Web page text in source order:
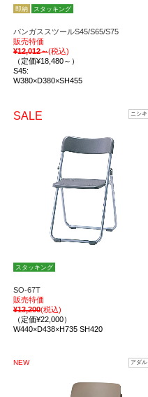
即納 スタッキング
パンガススツールS45/S65/S75
販売特価
¥12,012～(税込)
（定価¥18,480～）
S45:
W380×D380×SH455
SALE ニシキ
スタッキング
SO-67T
販売特価
¥13,200(税込)
（定価¥22,000）
W440×D438×H735 SH420
NEW アダル